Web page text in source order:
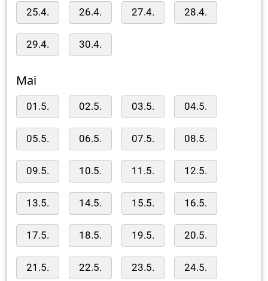
25.4. 26.4. 27.4. 28.4.
29.4. 30.4.
Mai
01.5. 02.5. 03.5. 04.5.
05.5. 06.5. 07.5. 08.5.
09.5. 10.5. 11.5. 12.5.
13.5. 14.5. 15.5. 16.5.
17.5. 18.5. 19.5. 20.5.
21.5. 22.5. 23.5. 24.5.